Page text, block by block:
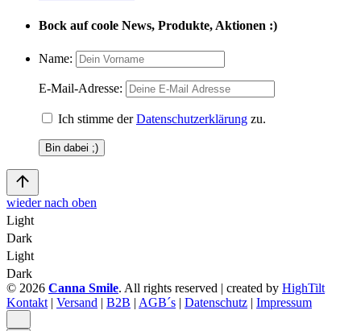
Bock auf coole News, Produkte, Aktionen :)
Name:
E-Mail-Adresse:
Ich stimme derDatenschutzerklärung zu.
wieder nach oben
Light
Dark
Light
Dark
© 2026 Canna Smile. All rights reserved | created by HighTilt
Kontakt | Versand | B2B | AGB´s | Datenschutz | Impressum